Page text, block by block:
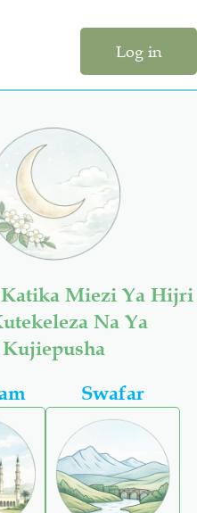
Log in
Miezi Ya Hijri
Na Ya
Kujiepusha
Swafar